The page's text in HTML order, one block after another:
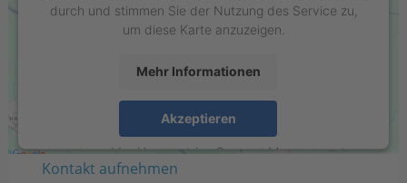
durch und stimmen Sie der Nutzung des Service zu,
um diese Karte anzuzeigen.
Mehr Informationen
Akzeptieren
powered byUsercentrics Consent Management
Raiffeisenring 35-37
D-46395 Bocholt
Kontakt aufnehmen